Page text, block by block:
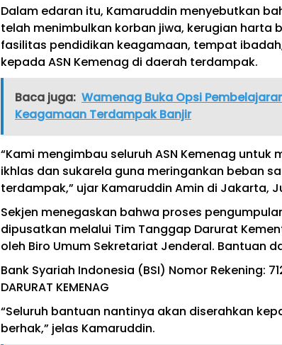
Dalam edaran itu, Kamaruddin menyebutkan
telah menimbulkan korban jiwa, kerugian harta
fasilitas pendidikan keagamaan, tempat
kepada ASN Kemenag di daerah terdampak.
Baca juga: Wamenag Buka Opsi
Keagamaan Terdampak Banjir
“Kami mengimbau seluruh ASN Kemenag
ikhlas dan sukarela guna meringankan beban
terdampak,” ujar Kamaruddin Amin di Jakarta,
Sekjen menegaskan bahwa proses
dipusatkan melalui Tim Tanggap Darurat
oleh Biro Umum Sekretariat Jenderal. Bantuan
Bank Syariah Indonesia (BSI) Nomor Rekening:
DARURAT KEMENAG
“Seluruh bantuan nantinya akan diserahkan
berhak,” jelas Kamaruddin.